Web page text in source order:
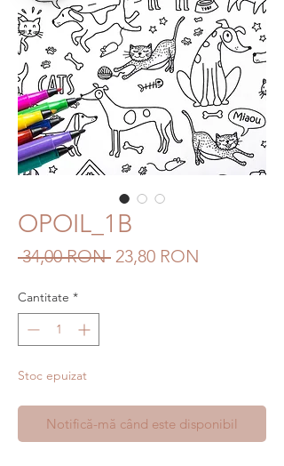
OPOIL_1B
34,00 RON Preț
23,80 RON
Cantitate *
Stoc epuizat
Notifică-mă când este disponibil